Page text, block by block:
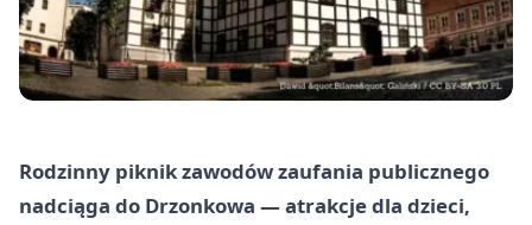
Rodzinny piknik zawodów zaufania publicznego
nadciąga do Drzonkowa — atrakcje dla dzieci,